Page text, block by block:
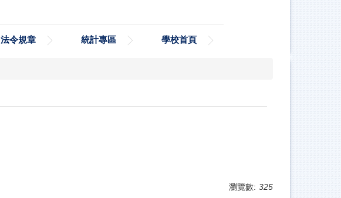
法令規章 統計專區 學校首頁
瀏覽數: 325